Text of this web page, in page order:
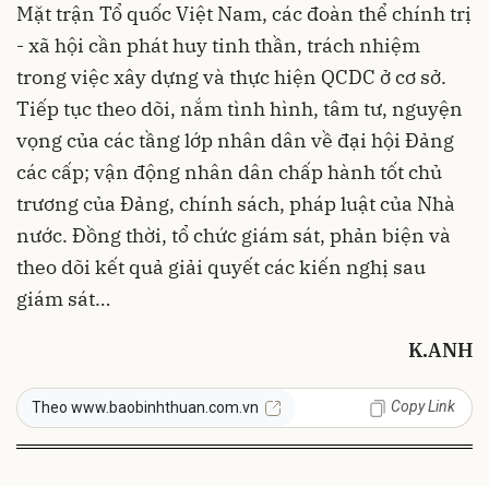
Mặt trận Tổ quốc Việt Nam, các đoàn thể chính trị
- xã hội cần phát huy tinh thần, trách nhiệm
trong việc xây dựng và thực hiện QCDC ở cơ sở.
Tiếp tục theo dõi, nắm tình hình, tâm tư, nguyện
vọng của các tầng lớp nhân dân về đại hội Đảng
các cấp; vận động nhân dân chấp hành tốt chủ
trương của Đảng, chính sách, pháp luật của Nhà
nước. Đồng thời, tổ chức giám sát, phản biện và
theo dõi kết quả giải quyết các kiến nghị sau
giám sát…
K.ANH
Theo www.baobinhthuan.com.vn Copy Link